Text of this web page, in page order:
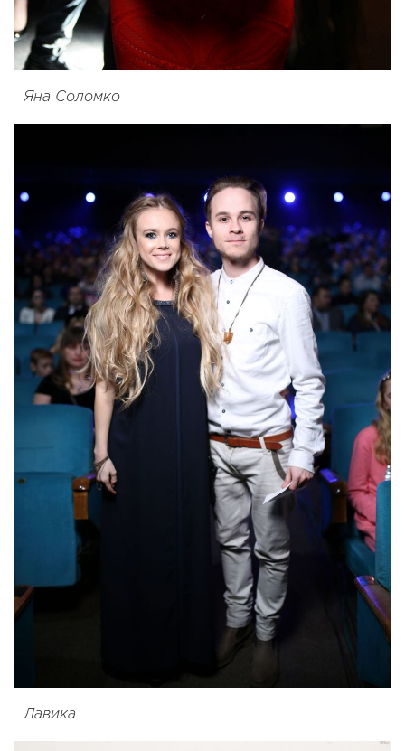
Яна Соломко
Лавика